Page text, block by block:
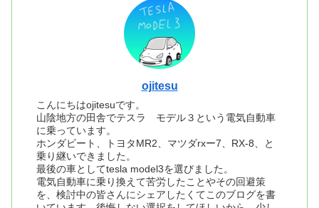
ojitesu
こんにちはojitesuです。
山陰地方の田舎でテスラ モデル３という電気自動車
に乗っています。
ホンダビート、トヨタMR2、マツダrxー7、RX-8、と
乗り継いできました。
最後の車としてtesla model3を選びました。
電気自動車に乗り換えて苦労したことやその回避策
を、検討中の皆さんにシェアしたくてこのブログを書